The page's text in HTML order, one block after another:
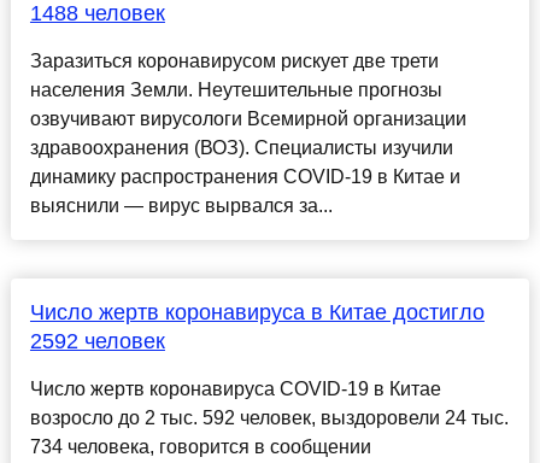
1488 человек
Заразиться коронавирусом рискует две трети
населения Земли. Неутешительные прогнозы
озвучивают вирусологи Всемирной организации
здравоохранения (ВОЗ). Специалисты изучили
динамику распространения COVID-19 в Китае и
выяснили — вирус вырвался за...
Число жертв коронавируса в Китае достигло
2592 человек
Число жертв коронавируса COVID-19 в Китае
возросло до 2 тыс. 592 человек, выздоровели 24 тыс.
734 человека, говорится в сообщении